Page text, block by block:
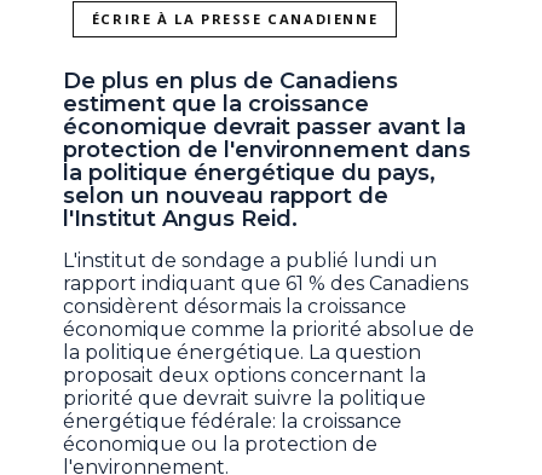
ÉCRIRE À LA PRESSE CANADIENNE
De plus en plus de Canadiens
estiment que la croissance
économique devrait passer avant la
protection de l'environnement dans
la politique énergétique du pays,
selon un nouveau rapport de
l'Institut Angus Reid.
L'institut de sondage a publié lundi un
rapport indiquant que 61 % des Canadiens
considèrent désormais la croissance
économique comme la priorité absolue de
la politique énergétique. La question
proposait deux options concernant la
priorité que devrait suivre la politique
énergétique fédérale: la croissance
économique ou la protection de
l'environnement.